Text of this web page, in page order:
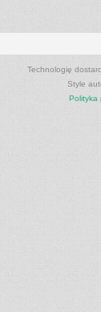
Technologię
Style
Polityka